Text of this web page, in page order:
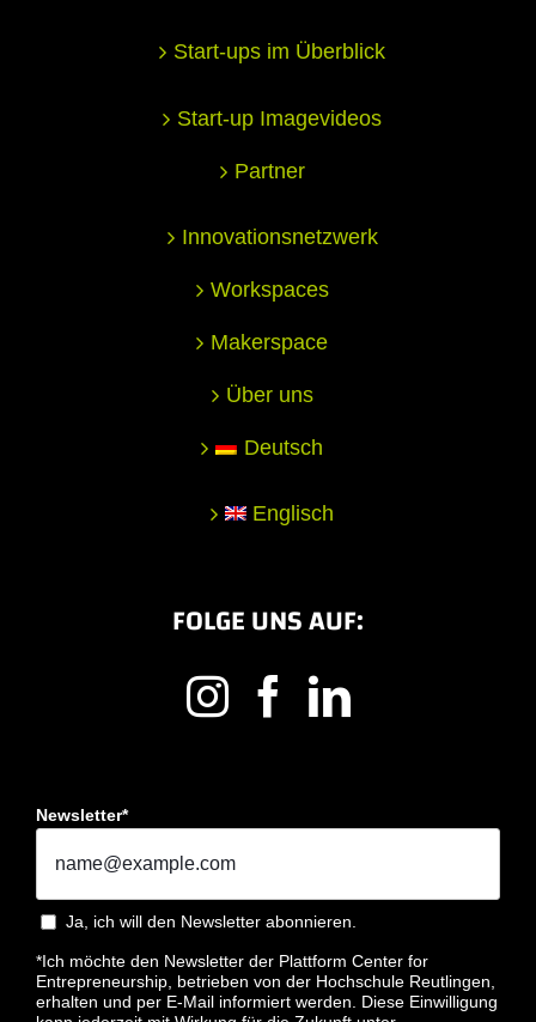
Start-ups im Überblick
Start-up Imagevideos
Partner
Innovationsnetzwerk
Workspaces
Makerspace
Über uns
Deutsch
Englisch
FOLGE UNS AUF:
Newsletter*
Ja, ich will den Newsletter abonnieren.
*Ich möchte den Newsletter der Plattform Center for
Entrepreneurship, betrieben von der Hochschule Reutlingen,
erhalten und per E-Mail informiert werden. Diese Einwilligung